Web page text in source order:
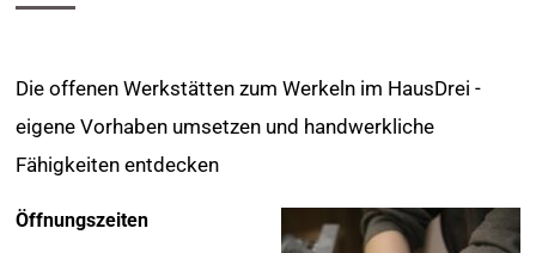
Die offenen Werkstätten zum Werkeln im HausDrei -
eigene Vorhaben umsetzen und handwerkliche
Fähigkeiten entdecken
Öffnungszeiten